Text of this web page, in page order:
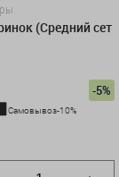
(Средний сет
-5%
Самовывоз-10%